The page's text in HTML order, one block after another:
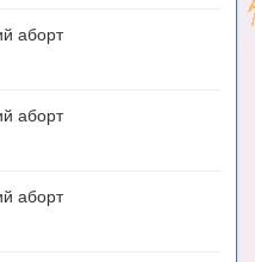
аборт
аборт
аборт